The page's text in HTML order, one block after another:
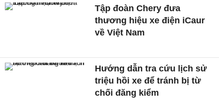
Tập đoàn Chery đưa
thương hiệu xe điện iCaur
về Việt Nam
Hướng dẫn tra cứu lịch sử
triệu hồi xe để tránh bị từ
chối đăng kiểm